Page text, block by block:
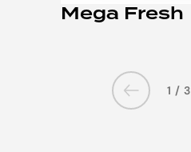
Mega Fresh
1 / 3